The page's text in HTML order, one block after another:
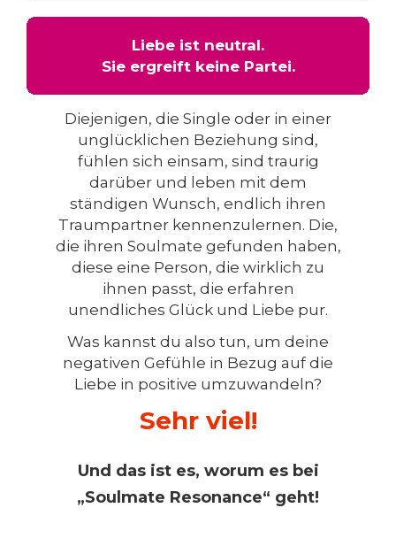
Liebe ist neutral.
Sie ergreift keine Partei.
Diejenigen, die Single oder in einer
unglücklichen Beziehung sind,
fühlen sich einsam, sind traurig
darüber und leben mit dem
ständigen Wunsch, endlich ihren
Traumpartner kennenzulernen. Die,
die ihren Soulmate gefunden haben,
diese eine Person, die wirklich zu
ihnen passt, die erfahren
unendliches Glück und Liebe pur.
Was kannst du also tun, um deine
negativen Gefühle in Bezug auf die
Liebe in positive umzuwandeln?
Und das ist es, worum es bei
„Soulmate Resonance“ geht!